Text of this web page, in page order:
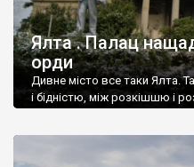
Ялта . Палац
орди
Дивне місто все таки Ялта.
і бідністю, між розкішшю і